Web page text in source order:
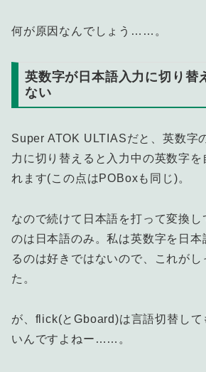
何が原因なんでしょう……。
英数字が日本語入力に切り替
ない
Super ATOK ULTIASだと、英数字
力に切り替えると入力中の英数字を
れます(この点はPOBoxも同じ)。
なので続けて日本語を打って変換し
のは日本語のみ。私は英数字を日本
るのは好きではないので、これがし
た。
が、flick(とGboard)は言語切替して
いんですよねー……。